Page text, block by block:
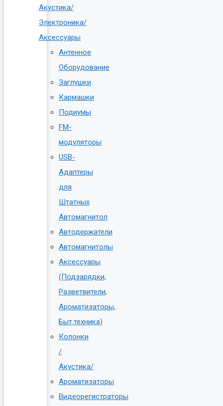
Акустика/
Электроника/
Аксессуары
Антенное
Оборудование
Заглушки
Кармашки
Подиумы
FM-
модуляторы
USB-
Адаптеры
для
Штатных
Автомагнитол
Автодержатели
Автомагнитолы
Аксессуары
(Подзарядки,
Разветвители,
Ароматизаторы,
Быт.техника)
Колонки
/
Акустика/
Ароматизаторы
Видеорегистраторы